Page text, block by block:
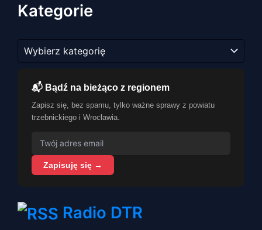
Kategorie
📬 Bądź na bieżąco z regionem
Zapisz się, bez spamu, tylko ważne sprawy z powiatu
trzebnickiego i Wrocławia.
Zapisuję się →
Radio DTR